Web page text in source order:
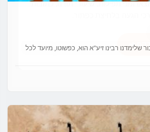
שלימדנו רבינו זיע"א הוא, כפשוטו, מיועד לכל
➔